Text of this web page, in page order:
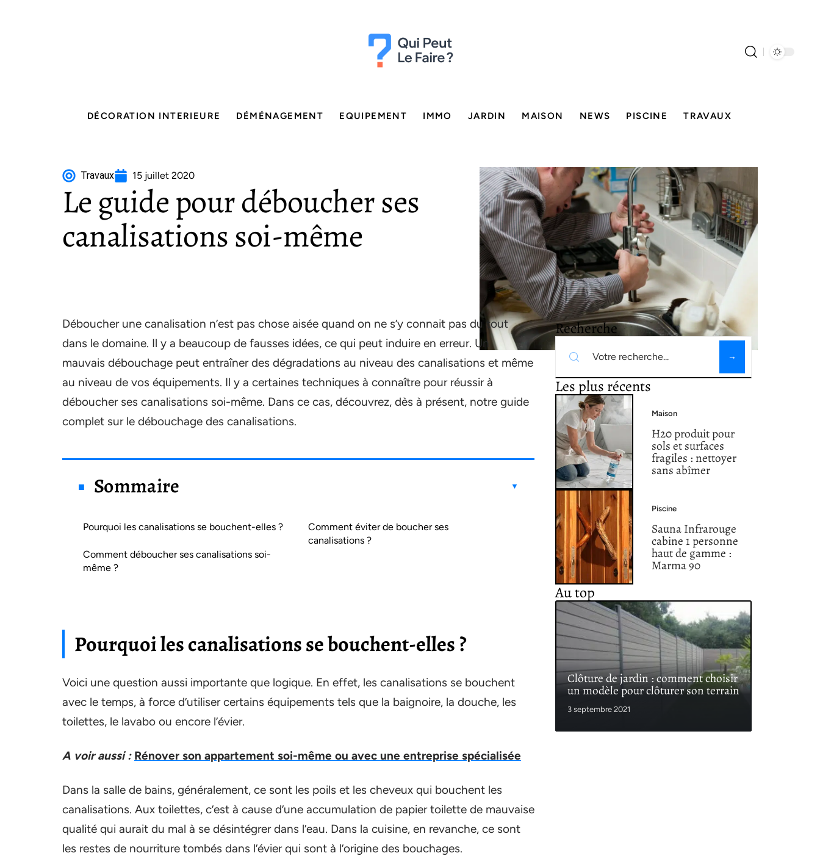
DÉCORATION INTERIEURE DÉMÉNAGEMENT EQUIPEMENT IMMO JARDIN MAISON NEWS PISCINE TRAVAUX
Travaux 15 juillet 2020
Le guide pour déboucher ses
canalisations soi-même
Déboucher une canalisation n’est pas chose aisée quand on ne s’y connait pas du tout
dans le domaine. Il y a beaucoup de fausses idées, ce qui peut induire en erreur. Un
mauvais débouchage peut entraîner des dégradations au niveau des canalisations et même
au niveau de vos équipements. Il y a certaines techniques à connaître pour réussir à
déboucher ses canalisations soi-même. Dans ce cas, découvrez, dès à présent, notre guide
complet sur le débouchage des canalisations.
Sommaire
Pourquoi les canalisations se bouchent-elles ?
Comment déboucher ses canalisations soi-
même ?
Comment éviter de boucher ses
canalisations ?
Pourquoi les canalisations se bouchent-elles ?
Voici une question aussi importante que logique. En effet, les canalisations se bouchent
avec le temps, à force d’utiliser certains équipements tels que la baignoire, la douche, les
toilettes, le lavabo ou encore l’évier.
A voir aussi : Rénover son appartement soi-même ou avec une entreprise spécialisée
Dans la salle de bains, généralement, ce sont les poils et les cheveux qui bouchent les
canalisations. Aux toilettes, c’est à cause d’une accumulation de papier toilette de mauvaise
qualité qui aurait du mal à se désintégrer dans l’eau. Dans la cuisine, en revanche, ce sont
les restes de nourriture tombés dans l’évier qui sont à l’origine des bouchages.
Recherche
Les plus récents
Maison
H20 produit pour
sols et surfaces
fragiles : nettoyer
sans abîmer
Piscine
Sauna Infrarouge
cabine 1 personne
haut de gamme :
Marma 90
Au top
Clôture de jardin : comment choisir
un modèle pour clôturer son terrain
3 septembre 2021